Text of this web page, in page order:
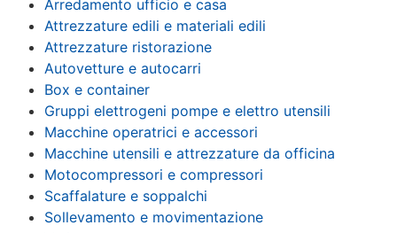
Arredamento ufficio e casa
Attrezzature edili e materiali edili
Attrezzature ristorazione
Autovetture e autocarri
Box e container
Gruppi elettrogeni pompe e elettro utensili
Macchine operatrici e accessori
Macchine utensili e attrezzature da officina
Motocompressori e compressori
Scaffalature e soppalchi
Sollevamento e movimentazione